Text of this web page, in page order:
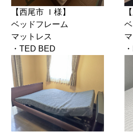
【西尾市 Ｉ様】
ベッドフレーム
マットレス
・TED BED